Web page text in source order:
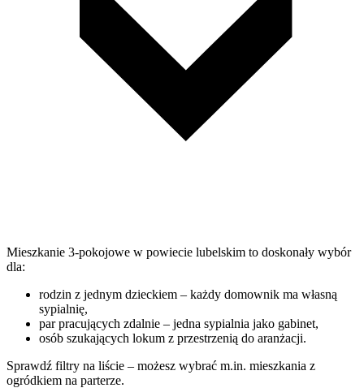
Mieszkanie 3-pokojowe w powiecie lubelskim to doskonały wybór
dla:
rodzin z jednym dzieckiem – każdy domownik ma własną
sypialnię,
par pracujących zdalnie – jedna sypialnia jako gabinet,
osób szukających lokum z przestrzenią do aranżacji.
Sprawdź filtry na liście – możesz wybrać m.in. mieszkania z
ogródkiem na parterze.